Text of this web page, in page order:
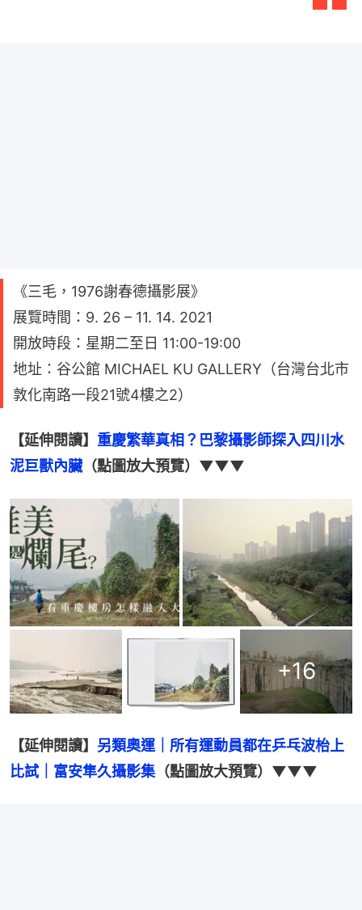
《三毛，1976謝春德攝影展》
展覽時間：9. 26 – 11. 14. 2021
開放時段：星期二至日 11:00-19:00
地址：谷公館 MICHAEL KU GALLERY（台灣台北市
敦化南路一段21號4樓之2）
【延伸閱讀】 重慶繁華真相？巴黎攝影師探入四川水
泥巨獸內臟（點圖放大預覽）▼▼▼
+16
【延伸閱讀】 另類奧運｜所有運動員都在乒乓波枱上
比試｜富安隼久攝影集 （點圖放大預覽）▼▼▼